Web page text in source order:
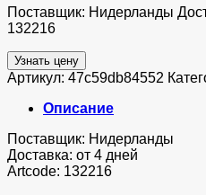
Поставщик: Нидерланды
132216
Узнать цену
Артикул: 47c59db84552
Описание
Поставщик: Нидерланды
Доставка: от 4 дней
Artcode: 132216